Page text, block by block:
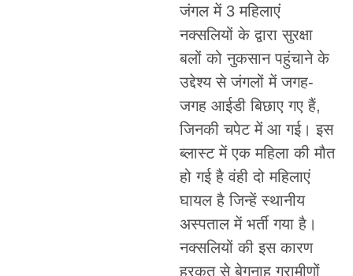
जंगल में 3 महिलाएं
नक्सलियों के द्वारा सुरक्षा
बलों को नुकसान पहुंचाने के
उद्देश्य से जंगलों में जगह-
जगह आईडी बिछाए गए हैं,
जिनकी चपेट में आ गई। इस
ब्लास्ट में एक महिला की मौत
हो गई है वंही दो महिलाएं
घायल है जिन्हें स्थानीय
अस्पताल में भर्ती गया है।
नक्सलियों की इस कारण
हरकत से बेगुनाह ग्रामीणों